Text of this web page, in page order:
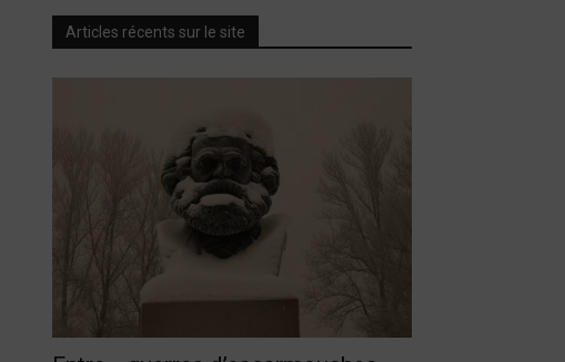
Articles récents sur le site